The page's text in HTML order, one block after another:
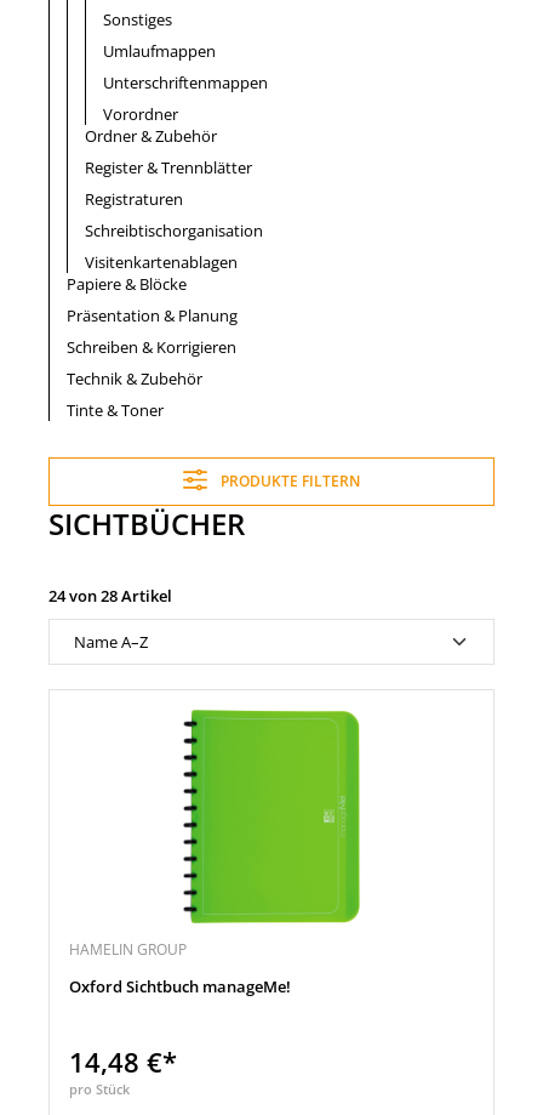
Sonstiges
Umlaufmappen
Unterschriftenmappen
Vorordner
Ordner & Zubehör
Register & Trennblätter
Registraturen
Schreibtischorganisation
Visitenkartenablagen
Papiere & Blöcke
Präsentation & Planung
Schreiben & Korrigieren
Technik & Zubehör
Tinte & Toner
PRODUKTE FILTERN
SICHTBÜCHER
24 von 28 Artikel
HAMELIN GROUP
Oxford Sichtbuch manageMe!
14,48 €*
pro Stück